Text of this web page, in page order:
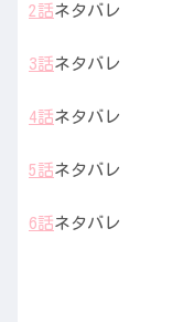
2話ネタバレ
3話ネタバレ
4話ネタバレ
5話ネタバレ
6話ネタバレ